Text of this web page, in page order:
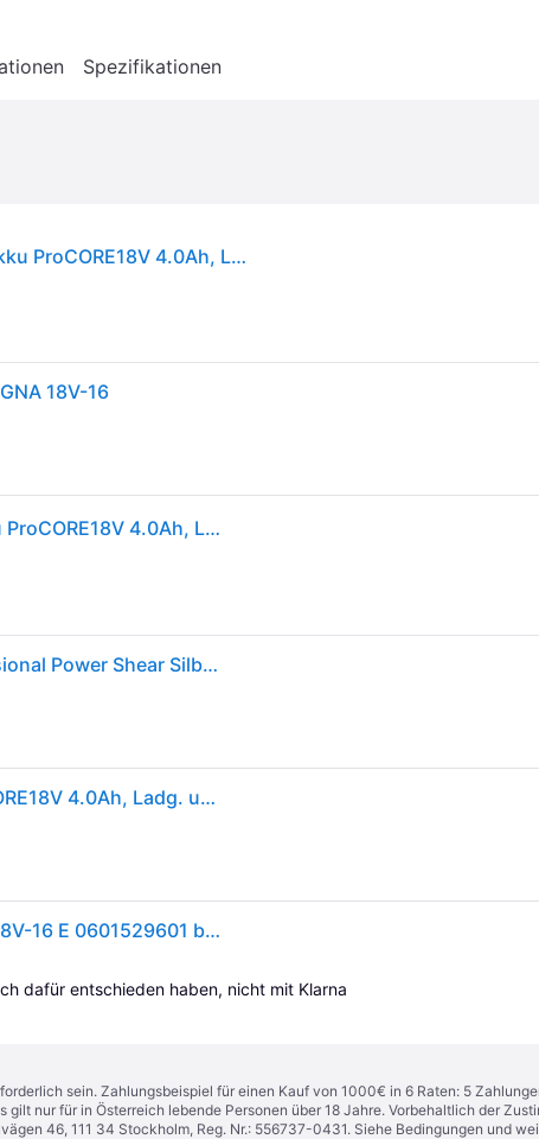
Spezifikationen
Bosch Akku-Nager GNA 18V-16 E, 2 Akku ProCORE18V 4.0Ah, Ladg. u. L-BOXX - 0601529601
18V-16
Bosch Akku-Nager GNA 18V-16 E, 2 Akku ProCORE18V 4.0Ah, Ladg. u. L-BOXX - 0601529601
Bosch Professional Gna 18v-16 E Professional Power Shear Silber One Size / EU Plug 220V
Akku-Nager GNA 18V-16 E, 2 Akku ProCORE18V 4.0Ah, Ladg. u. L-BOXX
Bosch Professional Akku-Knabber GNA 18V-16 E 0601529601 bürstenlos, inkl. 2. Akku, inkl. Ladegerät
dafür entschieden haben, nicht mit Klarna
sein. Zahlungsbeispiel für einen Kauf von 1000€ in 6 Raten: 5
gilt nur für in Österreich lebende Personen über 18 Jahre. Vorbehaltlich der
46, 111 34 Stockholm, Reg. Nr.: 556737-0431. Siehe Bedingungen und